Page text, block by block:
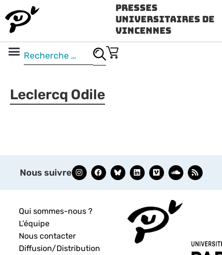
Presses
Universitaires de
Vincennes
Leclercq Odile
Nous suivre
Qui sommes-nous ?
L’équipe
Nous contacter
Diffusion/Distribution